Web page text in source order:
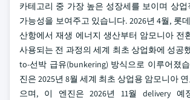
카테고리 중 가장 높은 성장세를 보이며 상
가능성을 보여주고 있습니다. 2026년 4월, 롯
산항에서 재생 에너지 생산부터 암모니아 전
사용되는 전 과정의 세계 최초 상업화에 성공
to-선박 급유(bunkering) 방식으로 이루어졌
진은 2025년 8월 세계 최초 상업용 암모니아
으며, 이 엔진은 2026년 11월 delivery 예